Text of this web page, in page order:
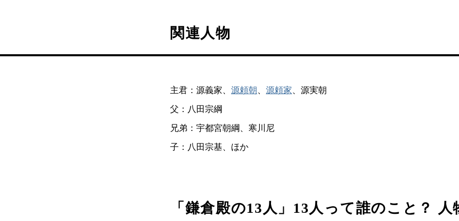
関連人物
主君：源義家、 源頼朝、 源頼家、源実朝
父：八田宗綱
兄弟：宇都宮朝綱、寒川尼
子：八田宗基、ほか
「鎌倉殿の13人」13人って誰のこと？ 人